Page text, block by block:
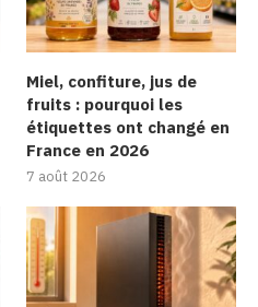
Miel, confiture, jus de
fruits : pourquoi les
étiquettes ont changé en
France en 2026
7 août 2026